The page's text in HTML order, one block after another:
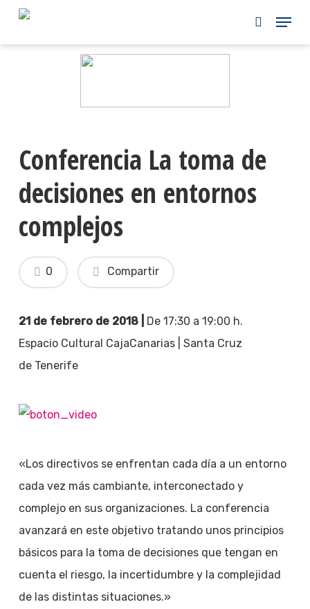
Skip
Conferencia La toma de
decisiones en entornos
complejos
Compartir
0
21 de febrero de 2018 |
De 17:30 a 19:00 h.
Espacio Cultural CajaCanarias | Santa Cruz
de Tenerife
«Los directivos se enfrentan cada día a un entorno
cada vez más cambiante, interconectado y
complejo en sus organizaciones. La conferencia
avanzará en este objetivo tratando unos principios
básicos para la toma de decisiones que tengan en
cuenta el riesgo, la incertidumbre y la complejidad
de las distintas situaciones.»